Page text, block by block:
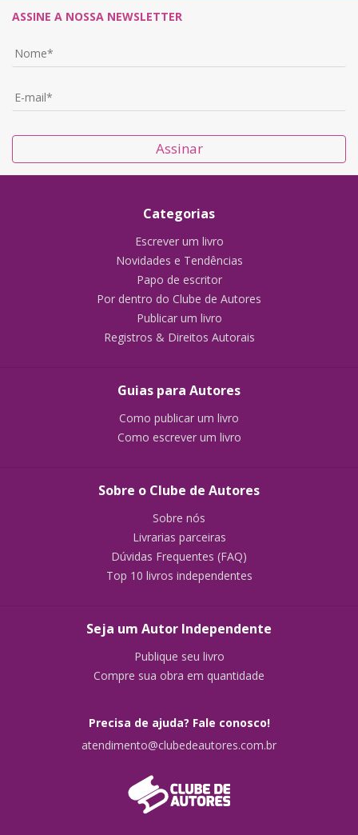
ASSINE A NOSSA NEWSLETTER
Assinar
Categorias
Escrever um livro
Novidades e Tendências
Papo de escritor
Por dentro do Clube de Autores
Publicar um livro
Registros & Direitos Autorais
Guias para Autores
Como publicar um livro
Como escrever um livro
Sobre o Clube de Autores
Sobre nós
Livrarias parceiras
Dúvidas Frequentes (FAQ)
Top 10 livros independentes
Seja um Autor Independente
Publique seu livro
Compre sua obra em quantidade
Precisa de ajuda? Fale conosco!
atendimento@clubedeautores.com.br